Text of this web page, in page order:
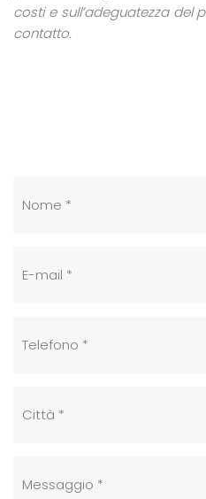
costi e sull’adeguatezza del
contatto.